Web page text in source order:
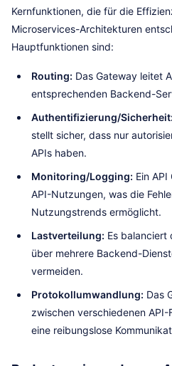
Kernfunktionen, die für die
Microservices-Architekturen
Hauptfunktionen sind:
Routing: Das Gateway leitet
entsprechenden Backend-
Authentifizierung/Sicherheit:
stellt sicher, dass nur
APIs haben.
Monitoring/Logging: Ein
API-Nutzungen, was die
Nutzungstrends ermöglicht.
Lastverteilung: Es balanciert
über mehrere Backend-
vermeiden.
Protokollumwandlung: Das
zwischen verschiedenen
eine reibungslose